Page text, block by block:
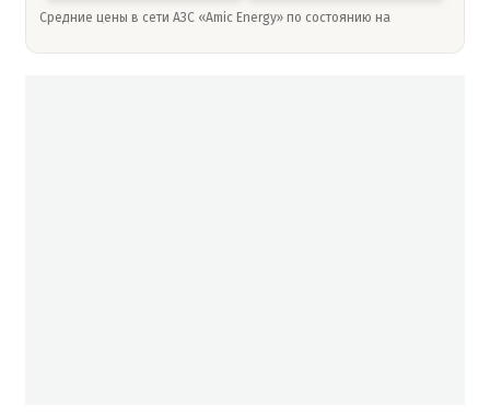
Средние цены в сети АЗС «Amic Energy» по состоянию на